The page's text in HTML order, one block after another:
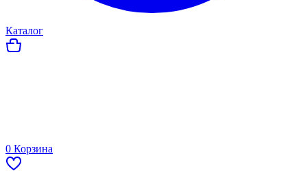
Каталог
0 Корзина